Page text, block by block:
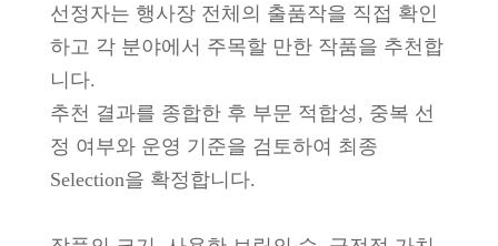
선정자는 행사장 전체의 출품작을 직접 확인
하고 각 분야에서 주목할 만한 작품을 추천합
니다.
추천 결과를 종합한 후 부문 적합성, 중복 선
정 여부와 운영 기준을 검토하여 최종
Selection을 확정합니다.